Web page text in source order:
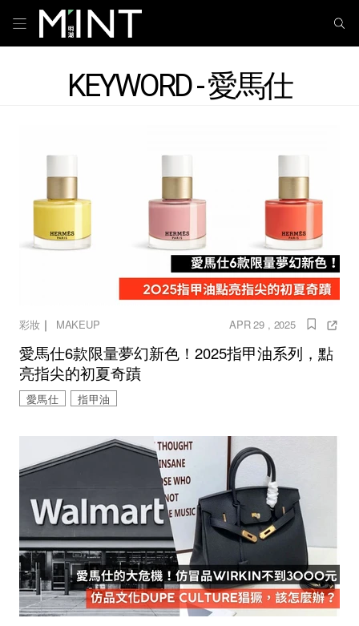
KEYWORD - 愛馬仕
彩妝｜ MAKEUP APR 29 , 2025
愛馬仕6款限量夢幻新色！2025指甲油系列，點
亮指尖的初夏奇蹟
愛馬仕 指甲油